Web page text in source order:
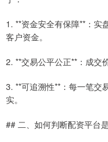
1. **资金安全有保障**：实
客户资金。
2. **交易公平公正**：成交
3. **可追溯性**：每一笔交
实。
## 二、如何判断配资平台